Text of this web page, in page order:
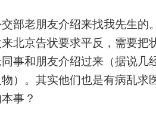
部老朋友介绍来找我先生的
北京告状要求平反，需要把
事和朋友介绍过来（据说几
）。其实他们也是有病乱求
事？